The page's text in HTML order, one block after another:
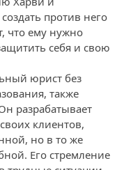
против него
что ему нужно
себя и свою
юрист без
также
разрабатывает
клиентов,
но в то же
Его стремление